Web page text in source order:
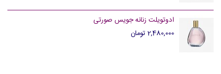
ادوتویلت زنانه جویس صورتی
2,480,000 تومان